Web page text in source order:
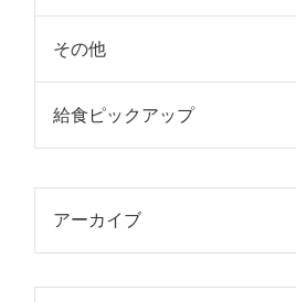
その他
給食ピックアップ
アーカイブ